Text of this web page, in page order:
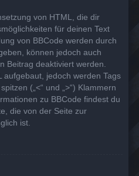
von HTML, die dir
für deinen Text
von BBCode werden durch
können jedoch auch
Beitrag deaktiviert werden.
aufgebaut, jedoch werden Tags
(„<“ und „>“) Klammern
zu BBCode findest du
die von der Seite zur
ist.